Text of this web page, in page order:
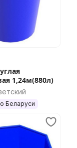
1,24м(880л)
Беларуси